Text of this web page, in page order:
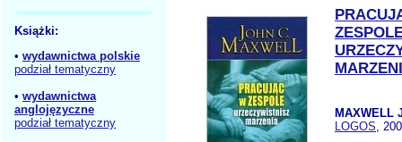
Książki:
• wydawnictwa polskie
podział tematyczny
• wydawnictwa
anglojęzyczne
podział tematyczny
MAXWELL
LOGOS,